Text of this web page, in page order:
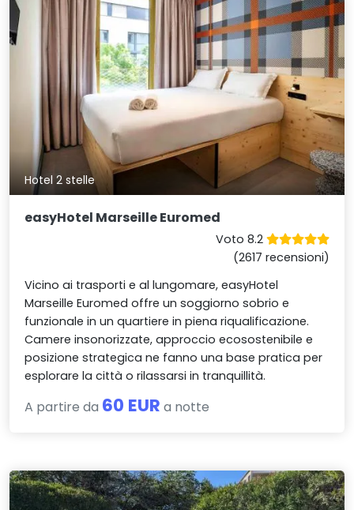
Hotel 2 stelle
easyHotel Marseille Euromed
Voto 8.2
(2617 recensioni)
Vicino ai trasporti e al lungomare, easyHotel
Marseille Euromed offre un soggiorno sobrio e
funzionale in un quartiere in piena riqualificazione.
Camere insonorizzate, approccio ecosostenibile e
posizione strategica ne fanno una base pratica per
esplorare la città o rilassarsi in tranquillità.
A partire da 60 EUR a notte